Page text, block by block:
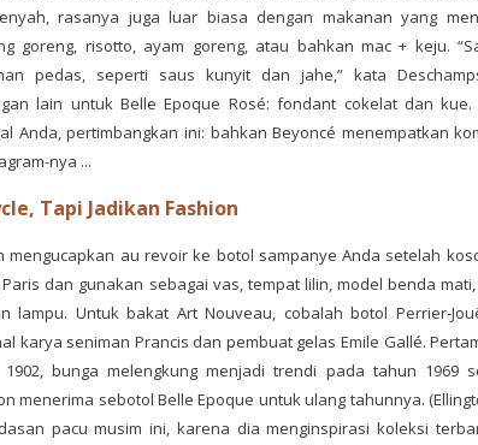
rasanya juga luar biasa dengan makanan yang
goreng, risotto, ayam goreng, atau bahkan mac + keju.
pedas, seperti saus kunyit dan jahe,” kata
lain untuk Belle Epoque Rosé: fondant cokelat dan
Anda, pertimbangkan ini: bahkan Beyoncé menempatkan
nya ...
Tapi Jadikan Fashion
mengucapkan au revoir ke botol sampanye Anda setelah
dan gunakan sebagai vas, tempat lilin, model benda
lampu. Untuk bakat Art Nouveau, cobalah botol Perrier-
karya seniman Prancis dan pembuat gelas Emile Gallé.
bunga melengkung menjadi trendi pada tahun 1969
menerima sebotol Belle Epoque untuk ulang tahunnya.
pacu musim ini, karena dia menginspirasi koleksi